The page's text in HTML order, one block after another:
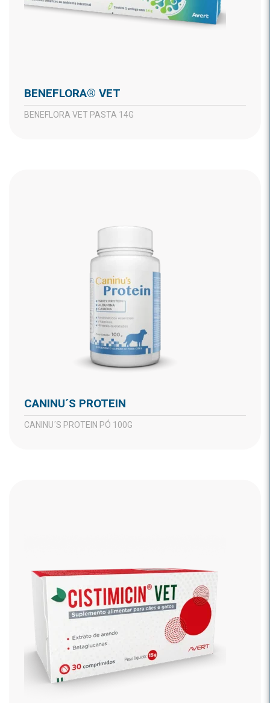
BENEFLORA® VET
BENEFLORA VET PASTA 14G
CANINU´S PROTEIN
CANINU´S PROTEIN PÓ 100G